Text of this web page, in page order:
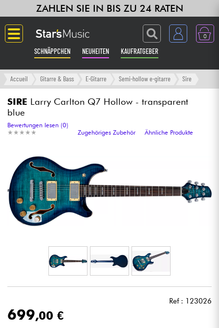
ZAHLEN SIE IN BIS ZU 24 RATEN
0
SCHNÄPPCHEN NEUHEITEN KAUFRATGEBER
Langue
Gitarre & Bass
Verstärker & Effekte
Synths & samplers
Studio
Kopfhörer
Mikros
Accueil Gitarre & Bass E-Gitarre Semi-hollow e-gitarre Sire
SIRE Larry Carlton Q7 Hollow - transparent
blue
★ ★ ★ ★ ★
★ ★ ★ ★ ★
Bewertungen lesen (0)
Zugehöriges Zubehör
Ähnliche Produkte
Ref : 123026
699,00 €